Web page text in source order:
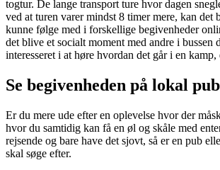
togtur. De lange transport ture hvor dagen
ved at turen varer mindst 8 timer mere, kan det
kunne følge med i forskellige begivenheder
det blive et socialt moment med andre i bussen
interesseret i at høre hvordan det går i en
Se begivenheden på lokal
Er du mere ude efter en oplevelse hvor der
hvor du samtidig kan få en øl og skåle med
rejsende og bare have det sjovt, så er en pub
skal søge efter.